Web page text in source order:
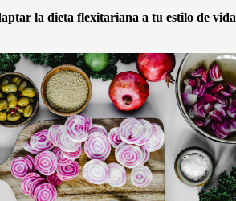
la dieta flexitariana a tu estilo de vida